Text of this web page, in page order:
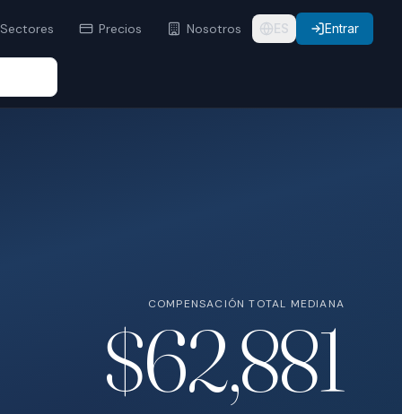
Sectores Precios Nosotros ES Entrar
COMPENSACIÓN TOTAL MEDIANA
$62,881